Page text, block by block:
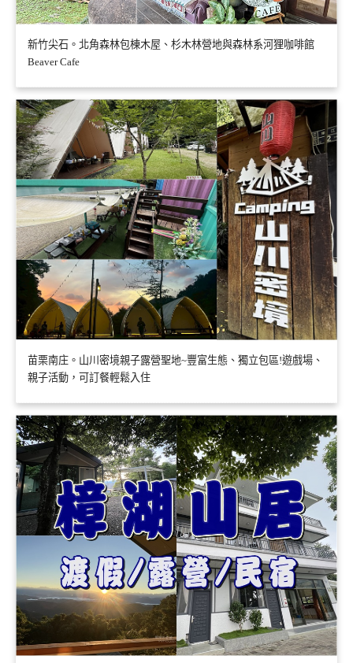
新竹尖石。北角森林包棟木屋、杉木林營地與森林系河狸咖啡館
Beaver Cafe
苗栗南庄。山川密境親子露營聖地~豐富生態、獨立包區!遊戲場、
親子活動，可訂餐輕鬆入住